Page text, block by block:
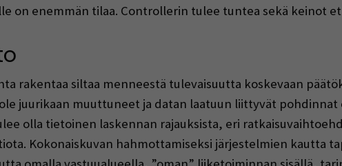
on enemmän tilaa. Controllerin tulee tuntea sekä keinot
rakentaa siltaa menneestä tulevaisuutta koskevaan
juurikaan muuttuneet ja datan laatuun liittyvät
olla tietoinen laskennan rajauksista, eri
Kokonaiskuvan hahmottamiseksi järjestelmien kautta